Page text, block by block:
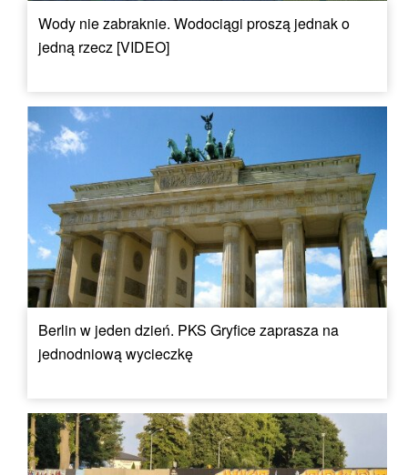
Wody nie zabraknie. Wodociągi proszą jednak o
jedną rzecz [VIDEO]
Berlin w jeden dzień. PKS Gryfice zaprasza na
jednodniową wycieczkę